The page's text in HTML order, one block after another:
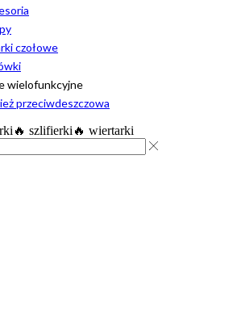
czołowe
wielofunkcyjne
przeciwdeszczowa
🔥 szlifierki 🔥 wiertarki